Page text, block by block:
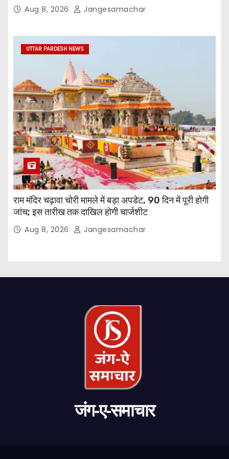
Aug 8, 2026 Jangesamachar
UTTAR PARDESH NEWS
राम मंदिर चढ़ावा चोरी मामले में बड़ा अपडेट, 90 दिन में पूरी होगी
जांच; इस तारीख तक दाखिल होगी चार्जशीट
Aug 8, 2026 Jangesamachar
जंग-ए-समाचार